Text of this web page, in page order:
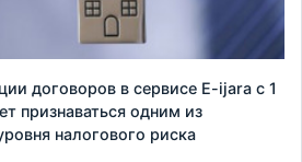
договоров в сервисе E-ijara с 1
признаваться одним из
налогового риска